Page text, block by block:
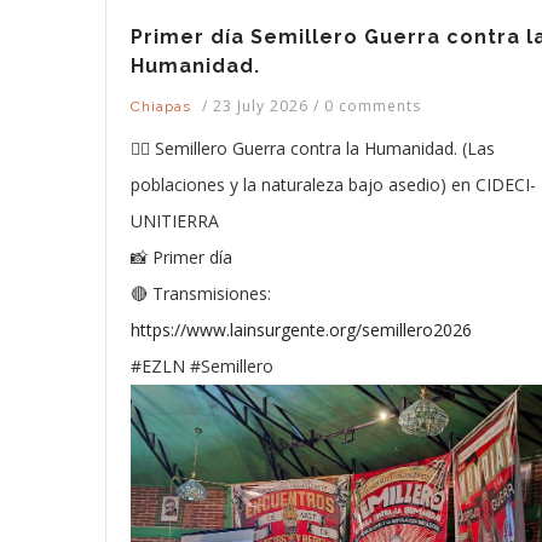
Primer día Semillero Guerra contra
Humanidad.
Chiapas / 23 July 2026 / 0 comments
✊🏽 Semillero Guerra contra la Humanidad. (Las
poblaciones y la naturaleza bajo asedio) en CIDECI-
UNITIERRA
📸 Primer día
🔴 Transmisiones:
https://www.lainsurgente.org/semillero2026
#EZLN #Semillero